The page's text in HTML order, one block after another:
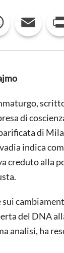
WhatsApp Email
di
di
indica
creduto alla
del DNA
analisi, ha